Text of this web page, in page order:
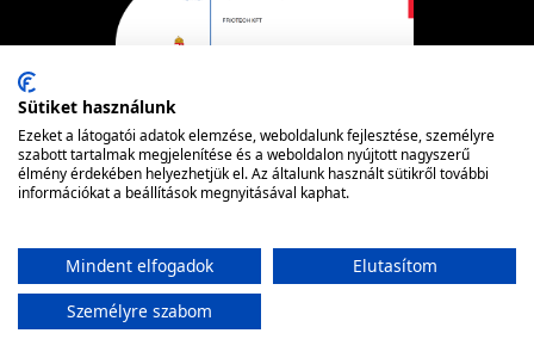
© FRIOTECHPowered by nopCommerce
Sütiket használunk
Ezeket a látogatói adatok elemzése, weboldalunk fejlesztése, személyre
szabott tartalmak megjelenítése és a weboldalon nyújtott nagyszerű
élmény érdekében helyezhetjük el. Az általunk használt sütikről további
információkat a beállítások megnyitásával kaphat.
Mindent elfogadok
Elutasítom
Személyre szabom